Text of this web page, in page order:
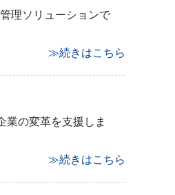
理ソリューションで
≫続きはこちら
業の変革を支援しま
≫続きはこちら